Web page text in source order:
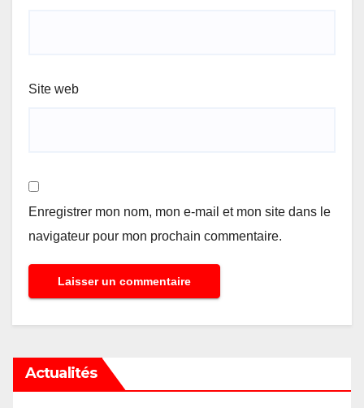
Site web
Enregistrer mon nom, mon e-mail et mon site dans le
navigateur pour mon prochain commentaire.
Actualités